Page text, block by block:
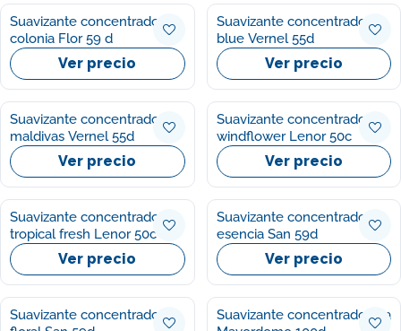
Suavizante concentrado
colonia Flor 59 d
Ver precio
Suavizante concentrado
blue Vernel 55d
Ver precio
Suavizante concentrado
maldivas Vernel 55d
Ver precio
Suavizante concentrado
windflower Lenor 50c
Ver precio
Suavizante concentrado
tropical fresh Lenor 50c
Ver precio
Suavizante concentrado
esencia San 59d
Ver precio
Suavizante concentrado
Suavizante concentrado spa